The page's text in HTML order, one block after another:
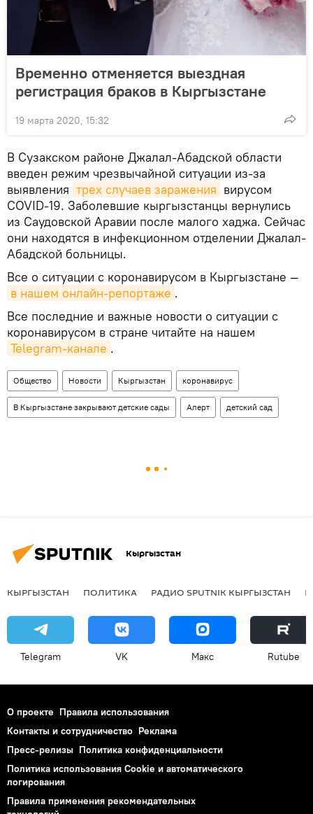
Временно отменяется выездная
регистрация браков в Кыргызстане
19 марта 2020, 15:32
В Сузакском районе Джалал-Абадской области
введен режим чрезвычайной ситуации из-за
выявления трех случаев заражения вирусом
COVID-19. Заболевшие кыргызстанцы вернулись
из Саудовской Аравии после малого хаджа. Сейчас
они находятся в инфекционном отделении Джалал-
Абадской больницы.
Все о ситуации с коронавирусом в Кыргызстане —
в нашем онлайн-репортаже .
Все последние и важные новости о ситуации с
коронавирусом в стране читайте на нашем
Telegram-канале .
Общество Новости Кыргызстан коронавирус
В Кыргызстане закрывают детские сады Aлерт детский сад
Кыргызстан
КЫРГЫЗСТАН ПОЛИТИКА РАДИО SPUTNIK КЫРГЫЗСТАН
Telegram VK Макс Rutube
О проекте Правила использования
Контакты и сотрудничество Реклама
Пресс-релизы Политика конфиденциальности
Политика использования Cookie и автоматического
логирования
Правила применения рекомендательных